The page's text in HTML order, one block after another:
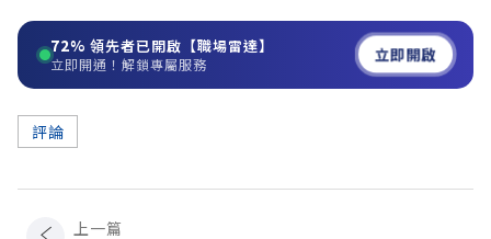
72% 領先者已開啟【職場雷達】
立即開通！解鎖專屬服務 立即開啟
評論
上一篇